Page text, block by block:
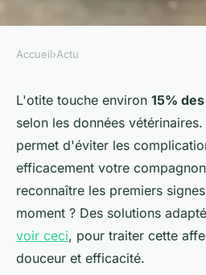
Traitement de
chat : les gouttes
Maxime•17 octobre 2025•5 min
Accueil›Actu
L'otite touche environ 15%
selon les données
permet d'éviter les
efficacement votre
reconnaître les premiers
moment ? Des solutions
voir ceci, pour traiter cette
douceur et efficacité.